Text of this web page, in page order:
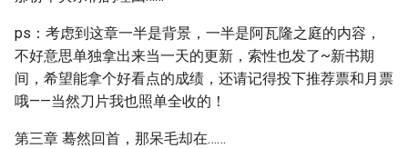
ps：考虑到这章一半是背景，一半是阿瓦隆之庭的内容，
不好意思单独拿出来当一天的更新，索性也发了~新书期
间，希望能拿个好看点的成绩，还请记得投下推荐票和月票
哦——当然刀片我也照单全收的！
第三章 蓦然回首，那呆毛却在……